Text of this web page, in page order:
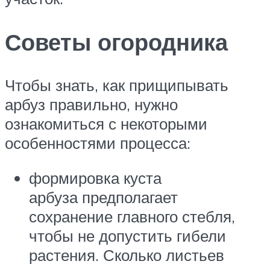
Советы огородника
Чтобы знать, как прищипывать
арбуз правильно, нужно
ознакомиться с некоторыми
особенностями процесса:
формировка куста
арбуза предполагает
сохранение главного стебля,
чтобы не допустить гибели
растения. Сколько листьев